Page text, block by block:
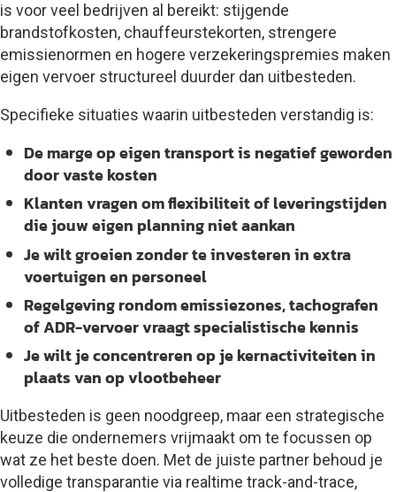
is voor veel bedrijven al bereikt: stijgende
brandstofkosten, chauffeurstekorten, strengere
emissienormen en hogere verzekeringspremies maken
eigen vervoer structureel duurder dan uitbesteden.
Specifieke situaties waarin uitbesteden verstandig is:
De marge op eigen transport is negatief geworden
door vaste kosten
Klanten vragen om flexibiliteit of leveringstijden
die jouw eigen planning niet aankan
Je wilt groeien zonder te investeren in extra
voertuigen en personeel
Regelgeving rondom emissiezones, tachografen
of ADR-vervoer vraagt specialistische kennis
Je wilt je concentreren op je kernactiviteiten in
plaats van op vlootbeheer
Uitbesteden is geen noodgreep, maar een strategische
keuze die ondernemers vrijmaakt om te focussen op
wat ze het beste doen. Met de juiste partner behoud je
volledige transparantie via realtime track-and-trace,